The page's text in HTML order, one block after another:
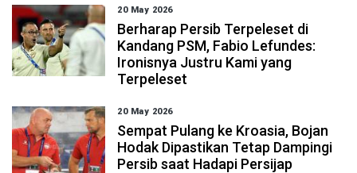
20 May 2026
Berharap Persib Terpeleset di
Kandang PSM, Fabio Lefundes:
Ironisnya Justru Kami yang
Terpeleset
20 May 2026
Sempat Pulang ke Kroasia, Bojan
Hodak Dipastikan Tetap Dampingi
Persib saat Hadapi Persijap